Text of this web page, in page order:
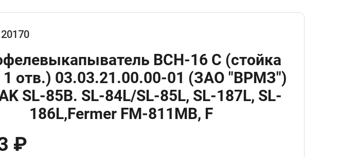
20170
ВСН-16 С (стойка
отв.) 03.03.21.00.00-01 (ЗАО "ВРМЗ")
SL-85B. SL-84L/SL-85L, SL-187L, SL-
186L,Fermer FM-811MB, F
₽